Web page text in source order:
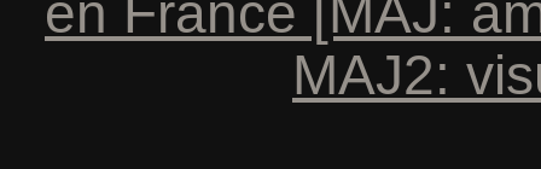
en France [MAJ:
MAJ2: